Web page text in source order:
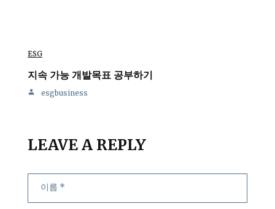
ESG
지속 가능 개발목표 공부하기
esgbusiness
LEAVE A REPLY